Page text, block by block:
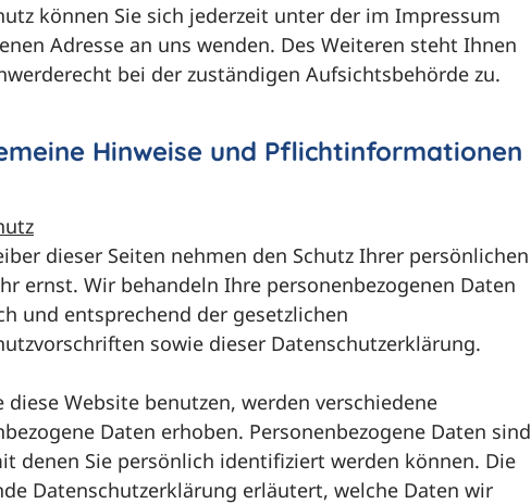
können Sie sich jederzeit unter der im Impressum
Adresse an uns wenden. Des Weiteren steht Ihnen
bei der zuständigen Aufsichtsbehörde zu.
Hinweise und Pflichtinformationen
dieser Seiten nehmen den Schutz Ihrer persönlichen
ernst. Wir behandeln Ihre personenbezogenen Daten
und entsprechend der gesetzlichen
sowie dieser Datenschutzerklärung.
diese Website benutzen, werden verschiedene
Daten erhoben. Personenbezogene Daten sind
denen Sie persönlich identifiziert werden können. Die
Datenschutzerklärung erläutert, welche Daten wir